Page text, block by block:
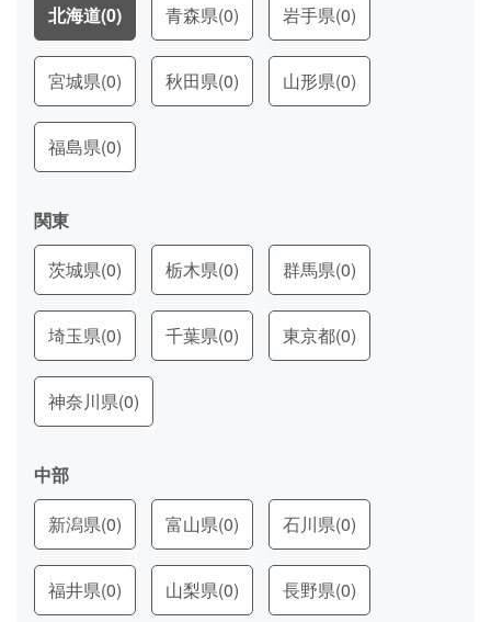
北海道(0) 青森県(0) 岩手県(0)
宮城県(0) 秋田県(0) 山形県(0)
福島県(0)
関東
茨城県(0) 栃木県(0) 群馬県(0)
埼玉県(0) 千葉県(0) 東京都(0)
神奈川県(0)
中部
新潟県(0) 富山県(0) 石川県(0)
福井県(0) 山梨県(0) 長野県(0)